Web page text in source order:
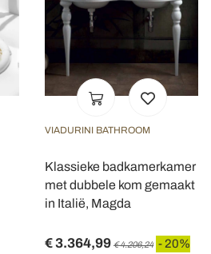
VIADURINI BATHROOM
Klassieke badkamerkamer
met dubbele kom gemaakt
in Italië, Magda
€ 3.364,99 € 4.206,24 - 20%